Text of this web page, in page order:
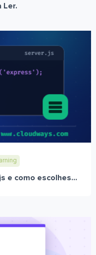
Ler.
e como escolhes...